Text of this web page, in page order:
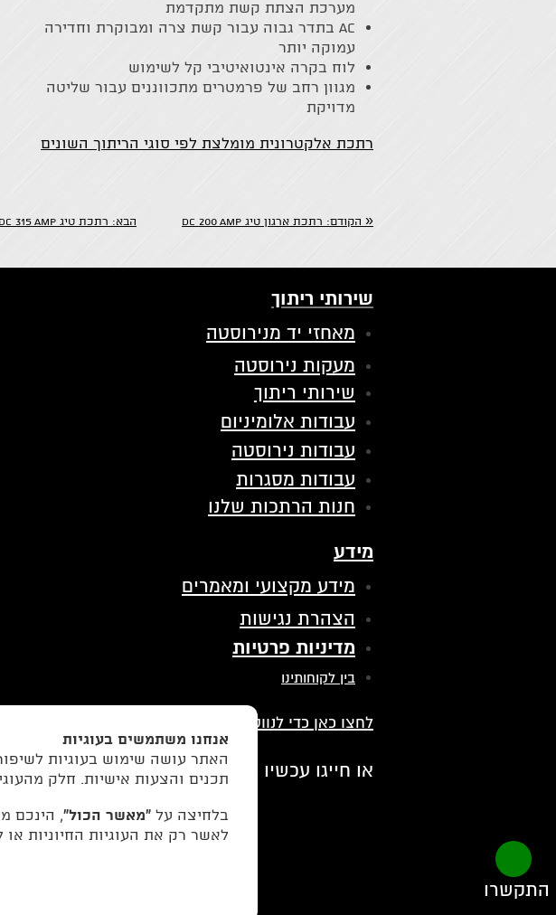
מערכת הצתת קשת מתקדמת
ac בתדר גבוה עבור קשת צרה ומבוקרת וחדירה
עמוקה יותר
לוח בקרה אינטואיטיבי קל לשימוש
מגוון רחב של פרמטרים מתכווננים עבור שליטה
מדויקת
רתכת אלקטרונית מומלצת לפי סוגי הריתוך השונים
« הקודם: רתכת ארגון טיג DC 200 AMP הבא: רתכת טיג AC DC 315 AMP - רתכת אלומיניום
שירותי ריתוך
מאחזי יד מנירוסטה
מעקות נירוסטה
שירותי ריתוך
עבודות אלומיניום
עבודות נירוסטה
עבודות מסגרות
חנות הרתכות שלנו
מידע
מידע מקצועי ומאמרים
הצהרת נגישות
מדיניות פרטיות
בין לקוחותינו
לחצו כאן כדי לנווט אלינו בווייז
או חייגו עכשיו - 077-9972971
אנחנו משתמשים בעוגיות
האתר עושה שימוש בעוגיות
תכנים והצעות אישיות. חלק
בלחיצה על “מאשר הכול”, הינכם
לאשר רק את העוגיות החיוניות